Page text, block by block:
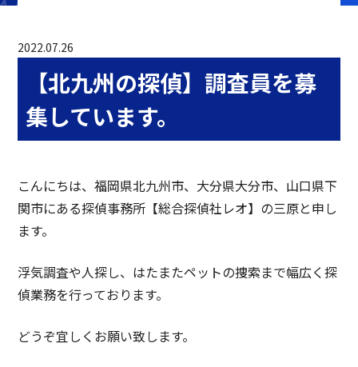
2022.07.26
【北九州の探偵】調査員を募
集しています。
こんにちは、福岡県北九州市、大分県大分市、山口県下
関市にある探偵事務所【総合探偵社レオ】の三原と申し
ます。
浮気調査や人探し、はたまたペットの捜索まで幅広く探
偵業務を行っております。
どうぞ宜しくお願い致します。